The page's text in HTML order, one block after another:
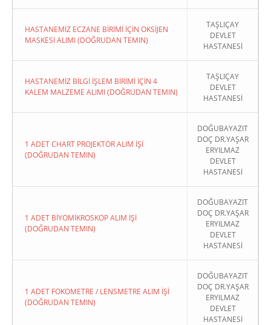
HASTANEMİZ ECZANE BİRİMİ İÇİN OKSİJEN
MASKESİ ALIMI (DOĞRUDAN TEMIN)
TAŞLIÇAY
DEVLET
HASTANESİ
HASTANEMİZ BİLGİ İŞLEM BİRİMİ İÇİN 4
KALEM MALZEME ALIMI (DOĞRUDAN TEMIN)
TAŞLIÇAY
DEVLET
HASTANESİ
1 ADET CHART PROJEKTÖR ALIM İŞİ
(DOĞRUDAN TEMIN)
DOĞUBAYAZIT
DOÇ DR.YAŞAR
ERYILMAZ
DEVLET
HASTANESİ
1 ADET BİYOMİKROSKOP ALIM İŞİ
(DOĞRUDAN TEMIN)
DOĞUBAYAZIT
DOÇ DR.YAŞAR
ERYILMAZ
DEVLET
HASTANESİ
1 ADET FOKOMETRE / LENSMETRE ALIM İŞİ
(DOĞRUDAN TEMIN)
DOĞUBAYAZIT
DOÇ DR.YAŞAR
ERYILMAZ
DEVLET
HASTANESİ